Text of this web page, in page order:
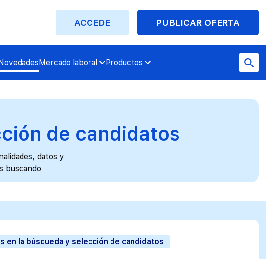
ACCEDE PUBLICAR OFERTA
Mercado laboral Productos
de candidatos
datos y
buscando
en la búsqueda y selección de candidatos